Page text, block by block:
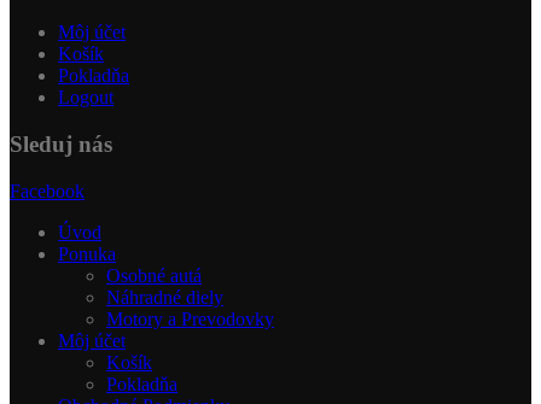
Môj účet
Košík
Pokladňa
Logout
Sleduj nás
Facebook
Úvod
Ponuka
Osobné autá
Náhradné diely
Motory a Prevodovky
Môj účet
Košík
Pokladňa